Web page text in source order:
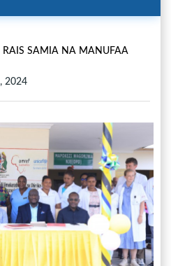
SAMIA NA MANUFAA
2024